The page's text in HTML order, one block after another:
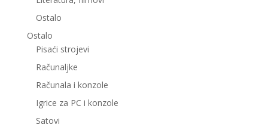
Ostalo
Ostalo
Pisaći strojevi
Računaljke
Računala i konzole
Igrice za PC i konzole
Satovi